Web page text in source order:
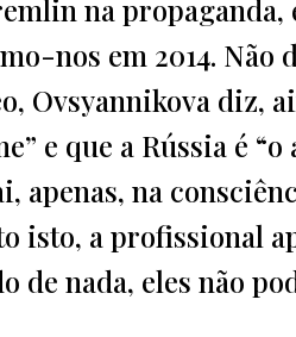
na propaganda,
nos em 2014. Não
Ovsyannikova diz,
e que a Rússia é
apenas, na
isto, a profissional
de nada, eles não